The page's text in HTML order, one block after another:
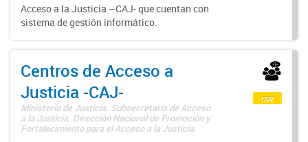
Acceso a la Justicia –CAJ- que cuentan con
sistema de gestión informático.
Centros de Acceso a
Justicia -CAJ-
Ministerio de Justicia. Subsecretaría de Acceso
a la Justicia. Dirección Nacional de Promoción y
Fortalecimiento para el Acceso a la Justicia
csv